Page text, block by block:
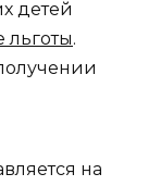
детей
льготы.
на